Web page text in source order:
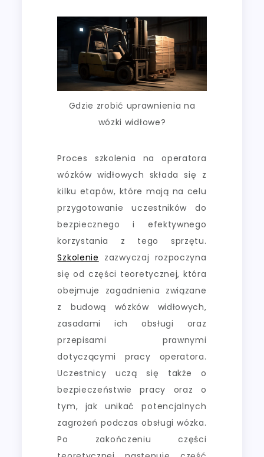
Gdzie zrobić uprawnienia na
wózki widłowe?
Proces szkolenia na operatora
wózków widłowych składa się z
kilku etapów, które mają na celu
przygotowanie uczestników do
bezpiecznego i efektywnego
korzystania z tego sprzętu.
Szkolenie zazwyczaj rozpoczyna
się od części teoretycznej, która
obejmuje zagadnienia związane
z budową wózków widłowych,
zasadami ich obsługi oraz
przepisami prawnymi
dotyczącymi pracy operatora.
Uczestnicy uczą się także o
bezpieczeństwie pracy oraz o
tym, jak unikać potencjalnych
zagrożeń podczas obsługi wózka.
Po zakończeniu części